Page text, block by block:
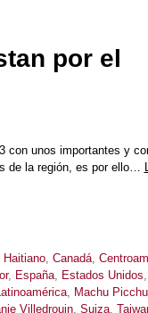
por el
con unos importantes y
de la región, es por ello…
Haitiano, Canadá,
, España, Estados Unidos,
, Machu Picchu
Villedrouin, Suiza,